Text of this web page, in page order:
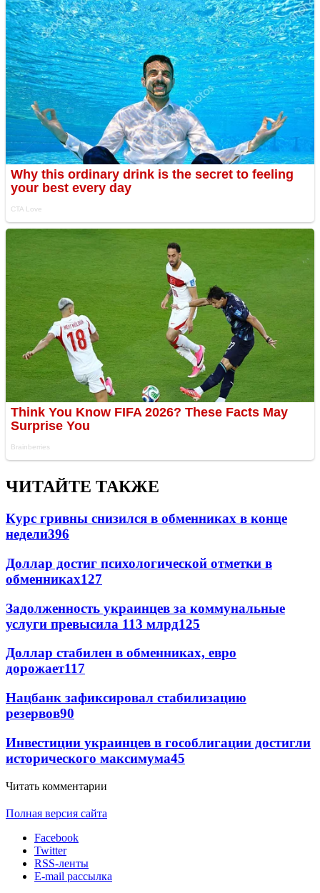
ЧИТАЙТЕ ТАКЖЕ
Курс гривны снизился в обменниках в конце
недели396
Доллар достиг психологической отметки в
обменниках127
Задолженность украинцев за коммунальные
услуги превысила 113 млрд125
Доллар стабилен в обменниках, евро
дорожает117
Нацбанк зафиксировал стабилизацию
резервов90
Инвестиции украинцев в гособлигации достигли
исторического максимума45
Читать комментарии
Полная версия сайта
Facebook
Twitter
RSS-ленты
E-mail рассылка